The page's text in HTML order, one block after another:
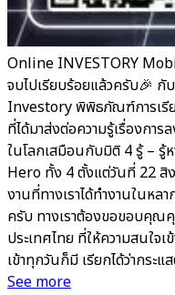
Online INVESTORY
จบไปเรียบร้อยแล้วครับ🎉 กั
Investory พิพิธภัณฑ์การเรี
ที่ได้มาส่งต่อความรู้เรื่องก
ในโลกเสมือนกับมิติ 4 รู้ – รู้
Hero ทั้ง 4 ตั้งแต่วันที่ 22 สิ
งานที่ทางเราได้ทำงานในห
ครับ ทางเราต้องขอขอบคุณ
ประเทศไทย ที่ให้ความสนใจ
เข้าทุกวันก็มี เรียกได้ว่ากระ
See more